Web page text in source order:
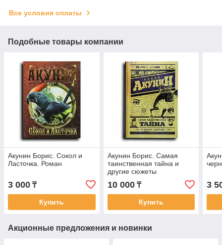
Все условия оплаты
Подобные товары компании
Акунин Борис. Сокол и
Ласточка. Роман
3 000 ₸
Купить
Акунин Борис. Самая
таинственная тайна и
другие сюжеты
10 000₸
Купить
3
Акционные предложения и новинки